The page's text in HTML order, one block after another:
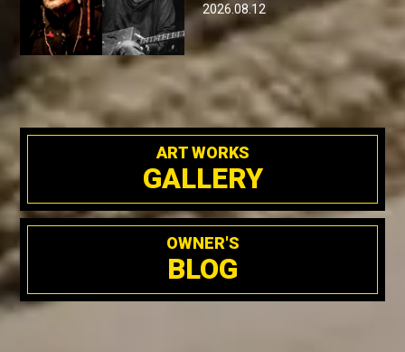
2026.08.12
ART WORKS
GALLERY
OWNER'S
BLOG